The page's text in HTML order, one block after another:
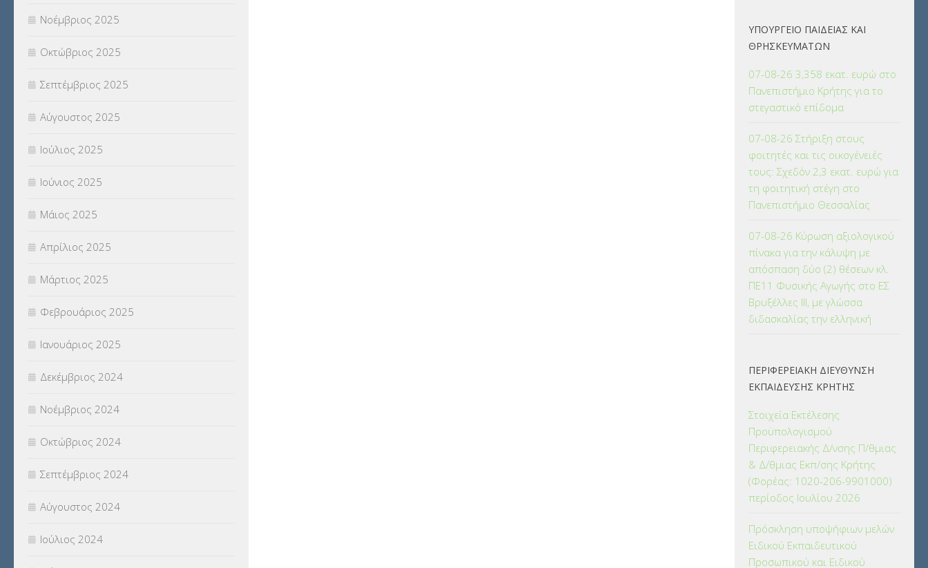
ΥΠΕΡΑΡΙΘΜΟΙ(1)
ΥΠΟΤΡΟΦΙΕΣ(28)
ΦΥΣΙΚΗ ΑΓΩΓΗ(692)
Χωρίς κατηγορία
Νοέμβριος 2025
Οκτώβριος 2025
Σεπτέμβριος 2025
Αύγουστος 2025
Ιούλιος 2025
Ιούνιος 2025
Μάιος 2025
Απρίλιος 2025
Μάρτιος 2025
Φεβρουάριος 2025
Ιανουάριος 2025
Δεκέμβριος 2024
Νοέμβριος 2024
Οκτώβριος 2024
Σεπτέμβριος 2024
Αύγουστος 2024
Ιούλιος 2024
ΥΠΟΥΡΓΕΙΟ ΠΑΙΔΕΙΑΣ ΚΑΙ
ΘΡΗΣΚΕΥΜΑΤΩΝ
07-08-26 3,358 εκατ. ευρώ στο
Πανεπιστήμιο Κρήτης για το
στεγαστικό επίδομα
07-08-26 Στήριξη στους
φοιτητές και τις οικογένειές
τους: Σχεδόν 2,3 εκατ. ευρώ για
τη φοιτητική στέγη στο
Πανεπιστήμιο Θεσσαλίας
07-08-26 Κύρωση αξιολογικού
πίνακα για την κάλυψη με
απόσπαση δύο (2) θέσεων κλ.
ΠΕ11 Φυσικής Αγωγής στο ΕΣ
Βρυξέλλες ΙΙΙ, με γλώσσα
διδασκαλίας την ελληνική
ΠΕΡΙΦΕΡΕΙΑΚΗ ΔΙΕΥΘΥΝΣΗ
ΕΚΠΑΙΔΕΥΣΗΣ ΚΡΗΤΗΣ
Στοιχεία Εκτέλεσης
Προϋπολογισμού
Περιφερειακής Δ/νσης Π/θμιας
& Δ/θμιας Εκπ/σης Κρήτης
(Φορέας: 1020-206-9901000)
περίοδος Ιουλίου 2026
Πρόσκληση υποψήφιων μελών
Ειδικού Εκπαιδευτικού
Προσωπικού και Ειδικού